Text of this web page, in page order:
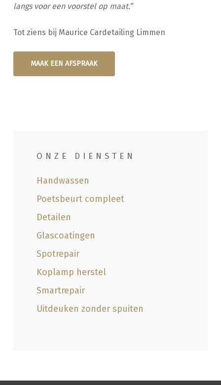
langs voor een voorstel op maat.”
Tot ziens bij Maurice Cardetailing Limmen
MAAK EEN AFSPRAAK
ONZE DIENSTEN
Handwassen
Poetsbeurt compleet
Detailen
Glascoatingen
Spotrepair
Koplamp herstel
Smartrepair
Uitdeuken zonder spuiten